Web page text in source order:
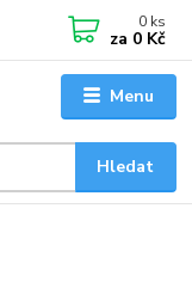
Menu
Hledat
0 ks
za 0 Kč